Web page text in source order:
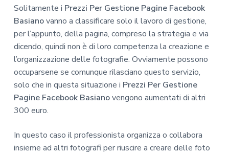
Solitamente i Prezzi Per Gestione Pagine Facebook
Basianovanno a classificare solo il lavoro di gestione,
per l’appunto, della pagina, compreso la strategia e via
dicendo, quindi non è di loro competenza la creazione e
l’organizzazione delle fotografie. Ovviamente possono
occuparsene se comunque rilasciano questo servizio,
solo che in questa situazione i Prezzi Per Gestione
Pagine Facebook Basianovengono aumentati di altri
300 euro.
In questo caso il professionista organizza o collabora
insieme ad altri fotografi per riuscire a creare delle foto